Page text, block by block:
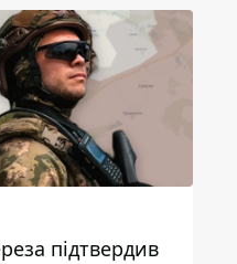
підтвердив